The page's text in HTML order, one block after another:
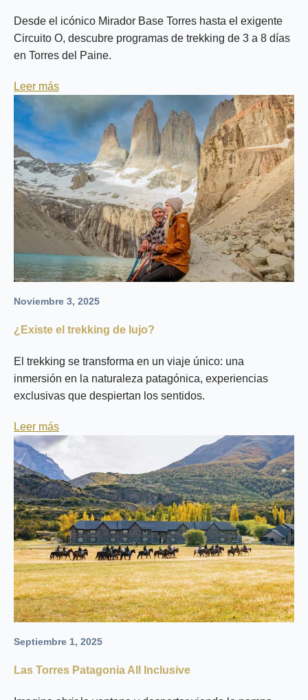
Desde el icónico Mirador Base Torres hasta el exigente
Circuito O, descubre programas de trekking de 3 a 8 días
en Torres del Paine.
Leer más
Noviembre 3, 2025
¿Existe el trekking de lujo?
El trekking se transforma en un viaje único: una
inmersión en la naturaleza patagónica, experiencias
exclusivas que despiertan los sentidos.
Leer más
Septiembre 1, 2025
Las Torres Patagonia All Inclusive